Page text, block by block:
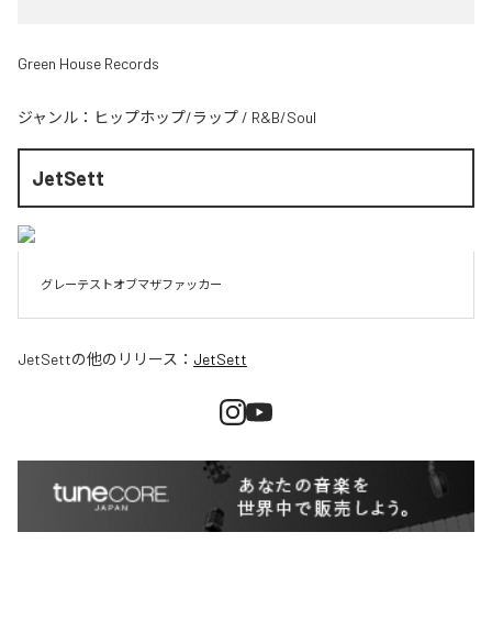
Green House Records
ジャンル： ヒップホップ/ラップ / R&B/Soul
JetSett
グレーテストオブマザファッカー
JetSettの他のリリース： JetSett